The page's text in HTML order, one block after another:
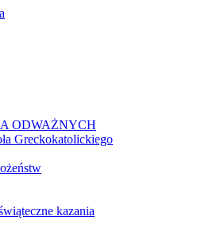
ODWAŻNYCH
Greckokatolickiego
kazania